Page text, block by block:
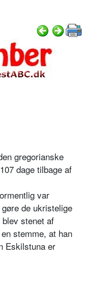
gregorianske
dage tilbage af
var
de ukristelige
stenet af
stemme, at han
Eskilstuna er